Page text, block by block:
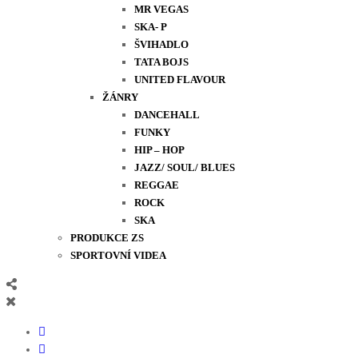
MR VEGAS
SKA- P
ŠVIHADLO
TATA BOJS
UNITED FLAVOUR
ŽÁNRY
DANCEHALL
FUNKY
HIP – HOP
JAZZ/ SOUL/ BLUES
REGGAE
ROCK
SKA
PRODUKCE ZS
SPORTOVNÍ VIDEA